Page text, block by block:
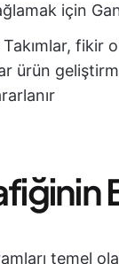
için
Takımlar, fikir
ürün
temel